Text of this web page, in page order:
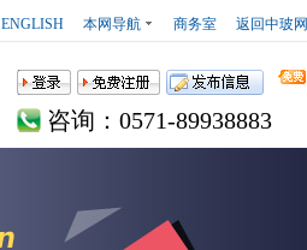
ENGLISH 本网导航 商务室 返回中玻网
咨询：0571-89938883